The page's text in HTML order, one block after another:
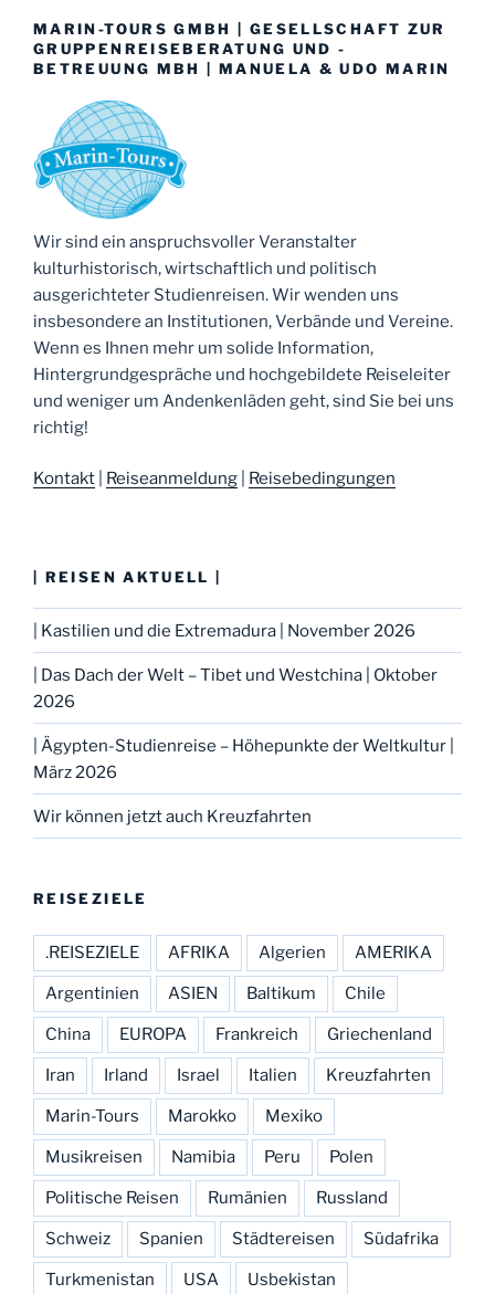
MARIN-TOURS GMBH | GESELLSCHAFT ZUR
GRUPPENREISEBERATUNG UND -
BETREUUNG MBH | MANUELA & UDO MARIN
Wir sind ein anspruchsvoller Veranstalter
kulturhistorisch, wirtschaftlich und politisch
ausgerichteter Studienreisen. Wir wenden uns
insbesondere an Institutionen, Verbände und Vereine.
Wenn es Ihnen mehr um solide Information,
Hintergrundgespräche und hochgebildete Reiseleiter
und weniger um Andenkenläden geht, sind Sie bei uns
richtig!
Kontakt Reiseanmeldung Reisebedingungen
| REISEN AKTUELL |
| Kastilien und die Extremadura | November 2026
| Das Dach der Welt – Tibet und Westchina | Oktober
2026
| Ägypten-Studienreise – Höhepunkte der Weltkultur |
März 2026
Wir können jetzt auch Kreuzfahrten
REISEZIELE
.REISEZIELE AFRIKA Algerien AMERIKA
Argentinien ASIEN Baltikum Chile
China EUROPA Frankreich Griechenland
Iran Irland Israel Italien Kreuzfahrten
Marin-Tours Marokko Mexiko
Musikreisen Namibia Peru Polen
Politische Reisen Rumänien Russland
Schweiz Spanien Städtereisen Südafrika
Turkmenistan USA Usbekistan